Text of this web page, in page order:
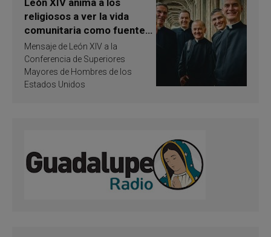
León XIV anima a los
religiosos a ver la vida
comunitaria como fuente
de inspiración y
santificación
Mensaje de León XIV a la
Conferencia de Superiores
Mayores de Hombres de los
Estados Unidos